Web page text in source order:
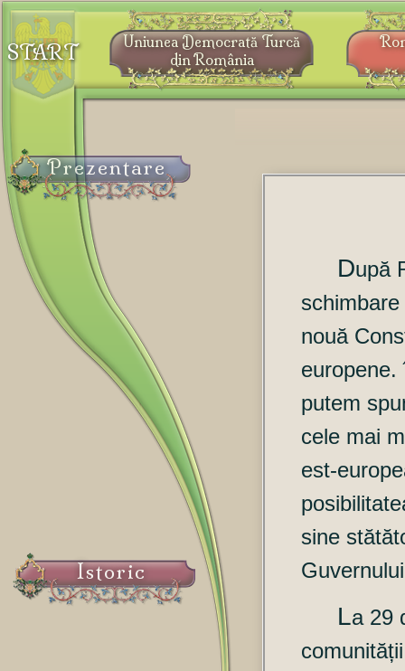
START
Prezentare
Istoric
Uniunea Democrată Turcă
din România
După
nouă
putem
cele mai
est-
sine
La 29